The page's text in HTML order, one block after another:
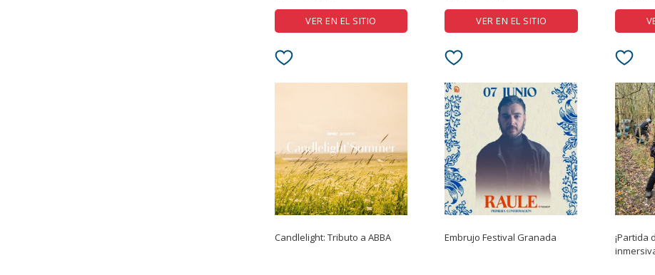
VER EN EL SITIO VER EN EL SITIO
Candlelight: Tributo a ABBA Embrujo Festival Granada
¡Partida